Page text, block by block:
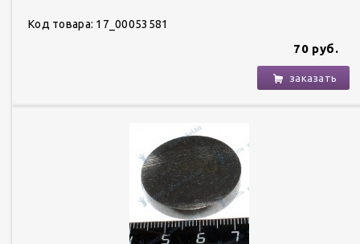
Код товара: 17_00053581
70 руб.
заказать